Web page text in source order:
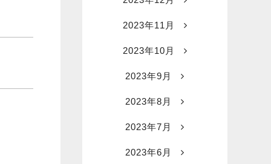
2023年11月
2023年10月
2023年9月
2023年8月
2023年7月
2023年6月